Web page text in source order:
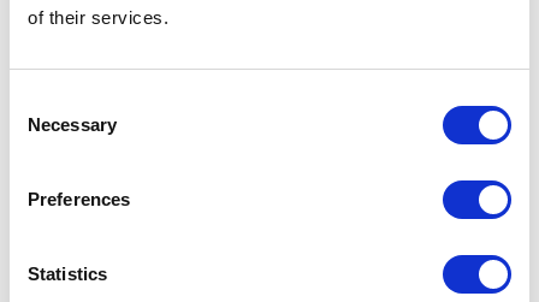
of their services.
Selection
Necessary
Preferences
Statistics
SHOWROOM IN ITALIA
22100 - Como, Como (IT)